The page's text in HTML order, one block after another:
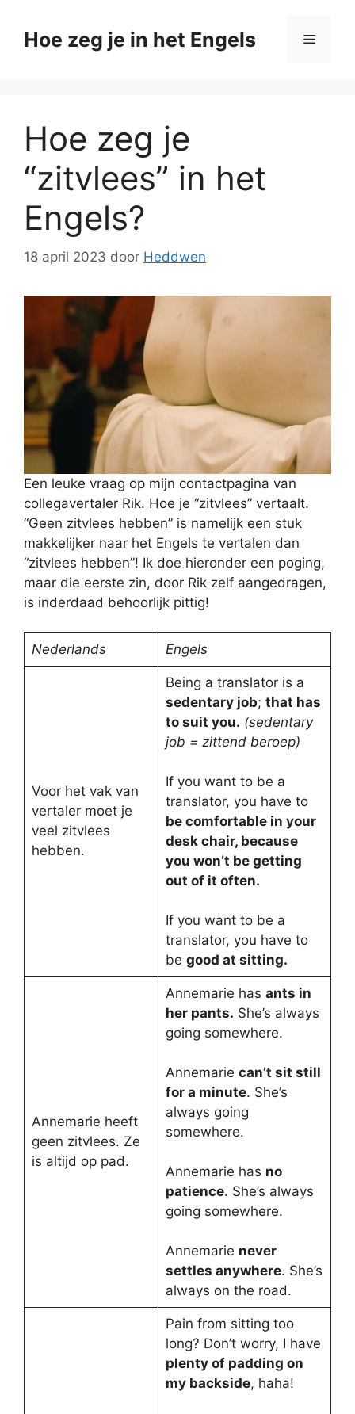
naarHoe zeg je in het Engels Menu
Hoe zeg je
“zitvlees” in het
Engels?
18 april 2023 door Heddwen
Een leuke vraag op mijn contactpagina van
collegavertaler Rik. Hoe je “zitvlees” vertaalt.
“Geen zitvlees hebben” is namelijk een stuk
makkelijker naar het Engels te vertalen dan
“zitvlees hebben”! Ik doe hieronder een poging,
maar die eerste zin, door Rik zelf aangedragen,
is inderdaad behoorlijk pittig!
Nederlands Engels
Voor het vak van
vertaler moet je
veel zitvlees
hebben.
Being a translator is a
sedentary job; that has
to suit you. (sedentary
job = zittend beroep)
If you want to be a
translator, you have to
be comfortable in your
desk chair, because
you won’t be getting
out of it often.
If you want to be a
translator, you have to
be good at sitting.
Annemarie heeft
geen zitvlees. Ze
is altijd op pad.
Annemarie has ants in
her pants. She’s always
going somewhere.
Annemarie can’t sit still
for a minute. She’s
always going
somewhere.
Annemarie has no
patience. She’s always
going somewhere.
Annemarie never
settles anywhere. She’s
always on the road.
Pain from sitting too
long? Don’t worry, I have
plenty of padding on
my backside, haha!